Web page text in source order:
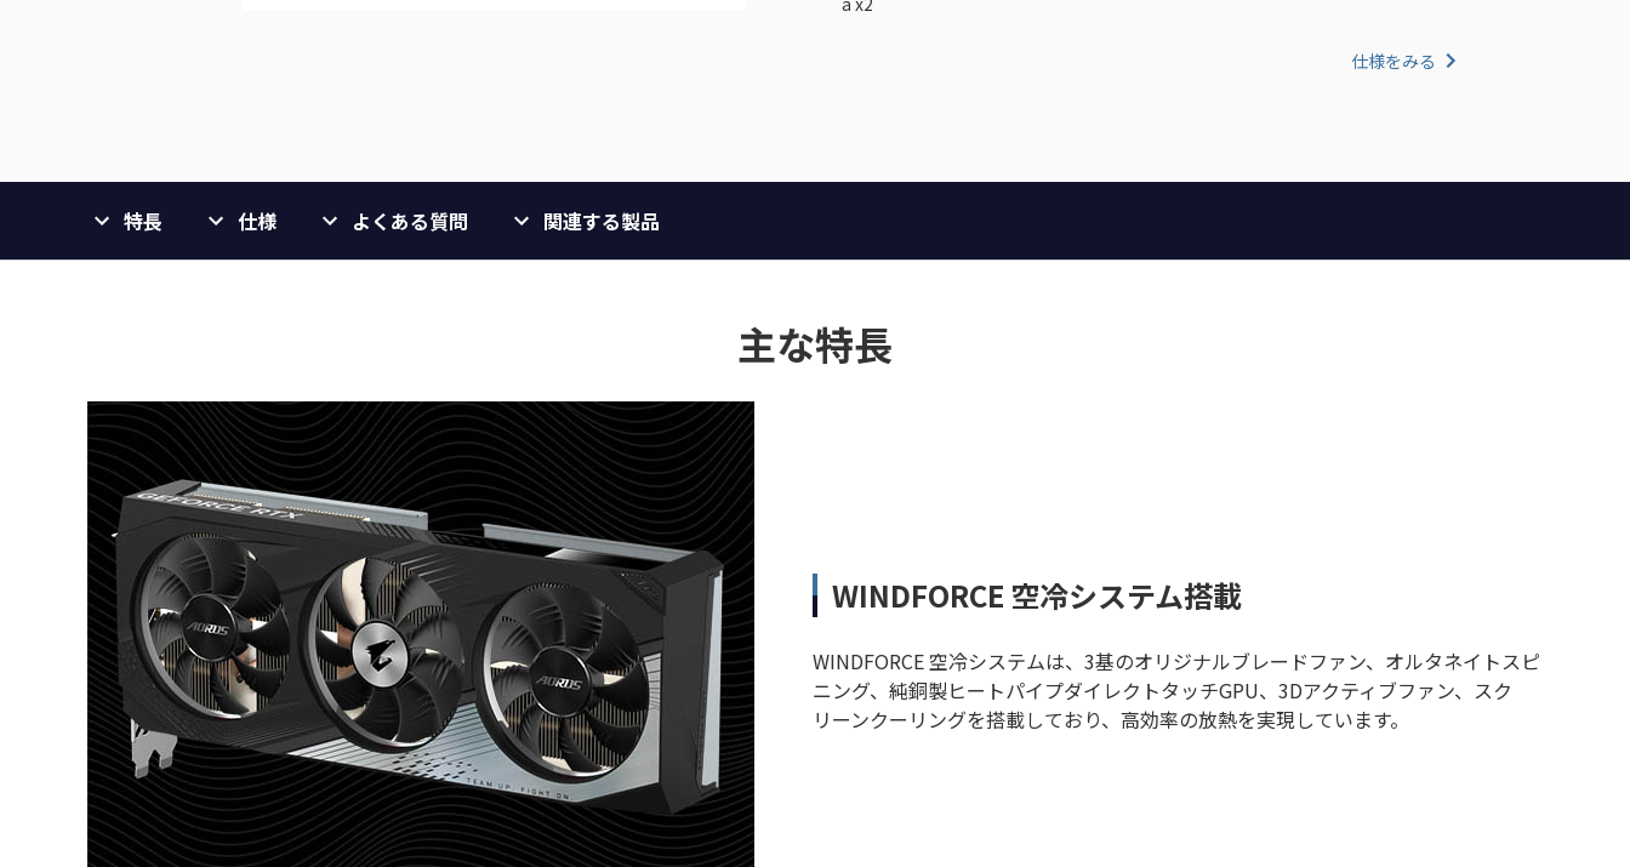
仕様をみる
特長 仕様 よくある質問 関連する製品
主な特長
WINDFORCE 空冷システム搭載
WINDFORCE 空冷システムは、3基のオリジナルブレードファン、オルタネイトスピ
ニング、純銅製ヒートパイプダイレクトタッチGPU、3Dアクティブファン、スク
リーンクーリングを搭載しており、高効率の放熱を実現しています。